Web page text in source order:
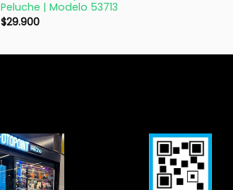
Peluche | Modelo 53713
$29.900